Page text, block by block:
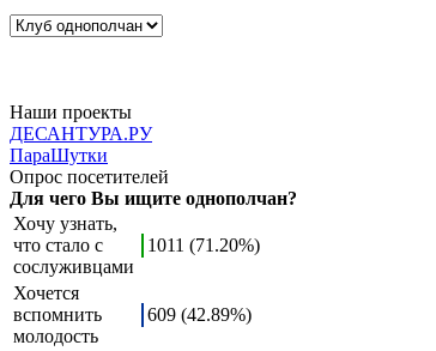
Наши проекты
ДЕСАНТУРА.РУ
ПараШутки
Опрос посетителей
Для чего Вы ищите однополчан?
Хочу узнать,
что стало с
сослуживцами
1011 (71.20%)
Хочется
вспомнить
молодость
609 (42.89%)